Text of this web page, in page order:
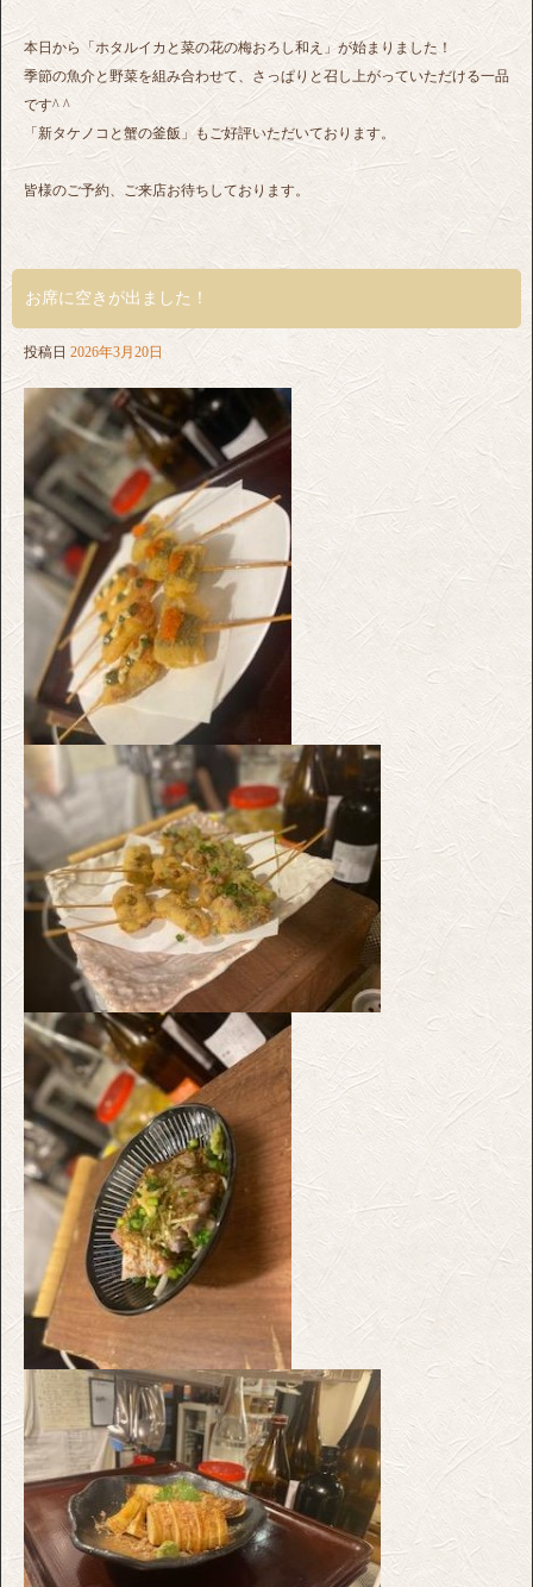
本日から「ホタルイカと菜の花の梅おろし和え」が始まりました！
季節の魚介と野菜を組み合わせて、さっぱりと召し上がっていただける一品
です^ ^
「新タケノコと蟹の釜飯」もご好評いただいております。
皆様のご予約、ご来店お待ちしております。
お席に空きが出ました！
投稿日 2026年3月20日